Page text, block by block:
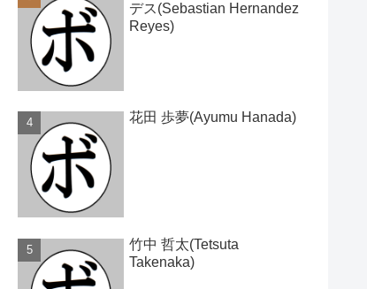
デス(Sebastian Hernandez
Reyes)
花田 歩夢(Ayumu Hanada)
竹中 哲太(Tetsuta
Takenaka)